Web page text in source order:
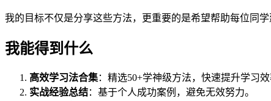
我的目标不仅是分享这些方法，更重要的是希望帮助每位同
我能得到什么
高效学习法合集：精选50+学神级方法，快速提升学习效
实战经验总结：基于个人成功案例，避免无效努力。